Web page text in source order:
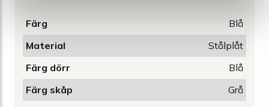
Färg
Blå
Material
Stålplåt
Färg dörr
Blå
Färg skåp
Grå